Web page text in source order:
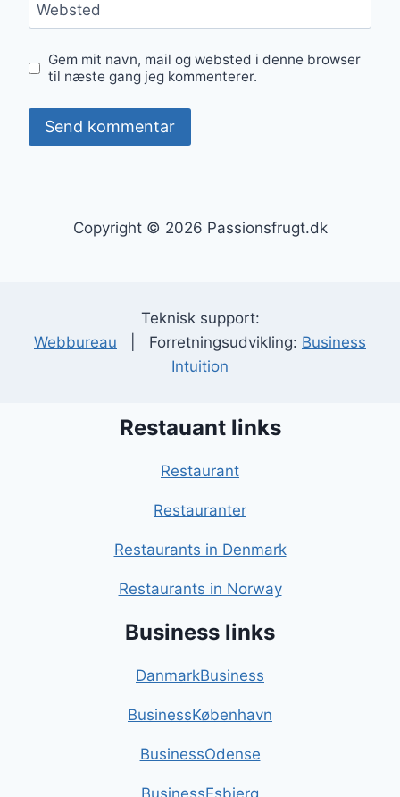
Websted
Gem mit navn, mail og websted i denne browser
til næste gang jeg kommenterer.
Copyright © 2026 Passionsfrugt.dk
Teknisk support:
Webbureau | Forretningsudvikling: Business
Intuition
Restauant links
Restaurant
Restauranter
Restaurants in Denmark
Restaurants in Norway
Business links
DanmarkBusiness
BusinessKøbenhavn
BusinessOdense